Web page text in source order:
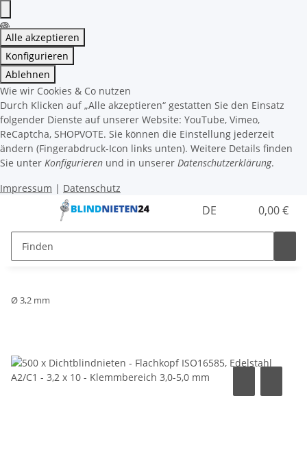
Alle akzeptieren
Konfigurieren
Ablehnen
Wie wir Cookies & Co nutzen
Durch Klicken auf „Alle akzeptieren“ gestatten Sie den Einsatz
folgender Dienste auf unserer Website: YouTube, Vimeo,
ReCaptcha, SHOPVOTE. Sie können die Einstellung jederzeit
ändern (Fingerabdruck-Icon links unten). Weitere Details finden
Sie unter Konfigurieren und in unserer Datenschutzerklärung.
Impressum | Datenschutz
DE 0,00 €
Ø 3,2 mm